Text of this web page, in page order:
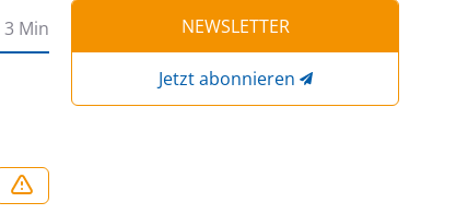
3 Min NEWSLETTER
Jetzt abonnieren